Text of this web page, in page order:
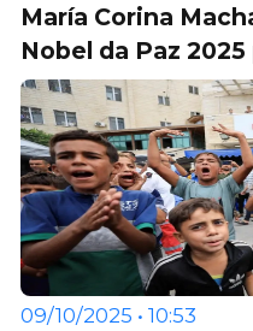
María Corina
Nobel da Paz
09/10/2025 • 10:53